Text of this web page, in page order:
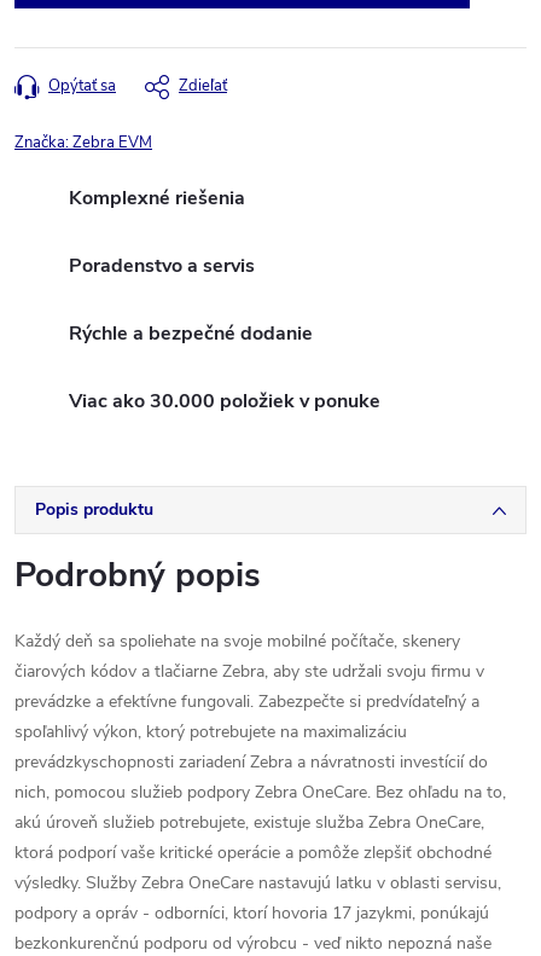
Opýtať sa Zdieľať
Značka:Zebra EVM
Komplexné riešenia
Poradenstvo a servis
Rýchle a bezpečné dodanie
Viac ako 30.000 položiek v ponuke
Popis produktu
Podrobný popis
Každý deň sa spoliehate na svoje mobilné počítače, skenery
čiarových kódov a tlačiarne Zebra, aby ste udržali svoju firmu v
prevádzke a efektívne fungovali. Zabezpečte si predvídateľný a
spoľahlivý výkon, ktorý potrebujete na maximalizáciu
prevádzkyschopnosti zariadení Zebra a návratnosti investícií do
nich, pomocou služieb podpory Zebra OneCare. Bez ohľadu na to,
akú úroveň služieb potrebujete, existuje služba Zebra OneCare,
ktorá podporí vaše kritické operácie a pomôže zlepšiť obchodné
výsledky. Služby Zebra OneCare nastavujú latku v oblasti servisu,
podpory a opráv - odborníci, ktorí hovoria 17 jazykmi, ponúkajú
bezkonkurenčnú podporu od výrobcu - veď nikto nepozná naše